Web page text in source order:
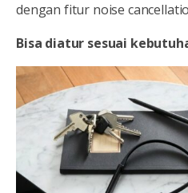
dengan fitur noise
Bisa diatur sesuai